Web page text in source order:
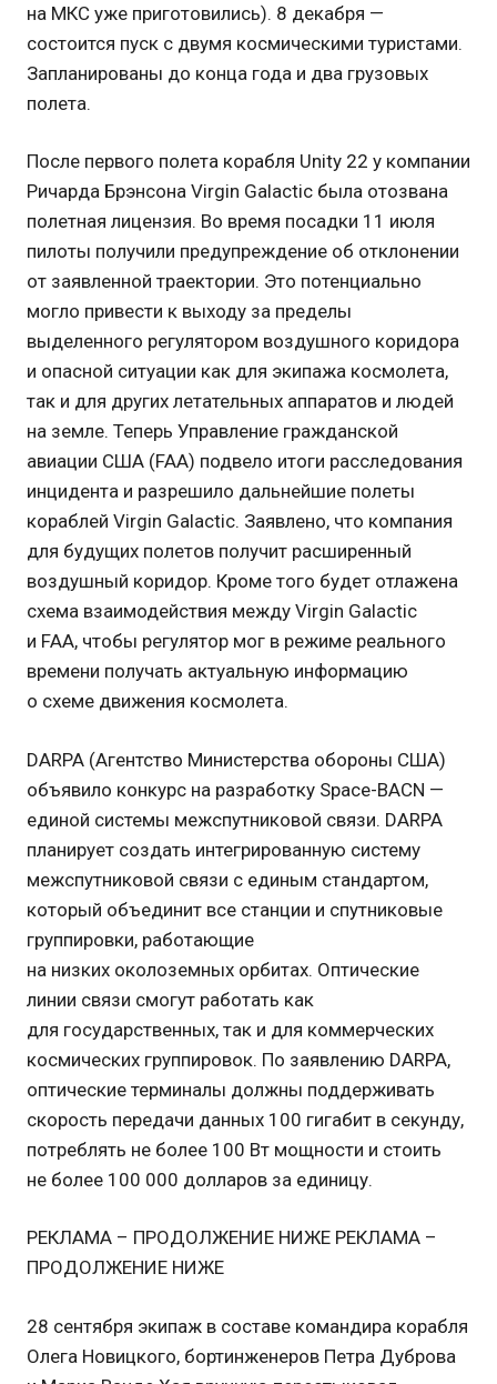
на МКС уже приготовились). 8 декабря —
состоится пуск с двумя космическими туристами.
Запланированы до конца года и два грузовых
полета.
После первого полета корабля Unity 22 у компании
Ричарда Брэнсона Virgin Galactic была отозвана
полетная лицензия. Во время посадки 11 июля
пилоты получили предупреждение об отклонении
от заявленной траектории. Это потенциально
могло привести к выходу за пределы
выделенного регулятором воздушного коридора
и опасной ситуации как для экипажа космолета,
так и для других летательных аппаратов и людей
на земле. Теперь Управление гражданской
авиации США (FAA) подвело итоги расследования
инцидента и разрешило дальнейшие полеты
кораблей Virgin Galactic. Заявлено, что компания
для будущих полетов получит расширенный
воздушный коридор. Кроме того будет отлажена
схема взаимодействия между Virgin Galactic
и FAA, чтобы регулятор мог в режиме реального
времени получать актуальную информацию
о схеме движения космолета.
DARPA (Агентство Министерства обороны США)
объявило конкурс на разработку Space-BACN —
единой системы межспутниковой связи. DARPA
планирует создать интегрированную систему
межспутниковой связи с единым стандартом,
который объединит все станции и спутниковые
группировки, работающие
на низких околоземных орбитах. Оптические
линии связи смогут работать как
для государственных, так и для коммерческих
космических группировок. По заявлению DARPA,
оптические терминалы должны поддерживать
скорость передачи данных 100 гигабит в секунду,
потреблять не более 100 Вт мощности и стоить
не более 100 000 долларов за единицу.
РЕКЛАМА – ПРОДОЛЖЕНИЕ НИЖЕ РЕКЛАМА –
ПРОДОЛЖЕНИЕ НИЖЕ
28 сентября экипаж в составе командира корабля
Олега Новицкого, бортинженеров Петра Дуброва